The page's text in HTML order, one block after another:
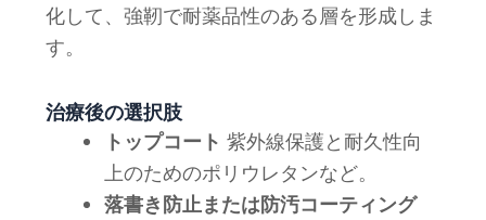
化して、強靭で耐薬品性のある層を形成しま
す。
治療後の選択肢
トップコート 紫外線保護と耐久性向
上のためのポリウレタンなど。
落書き防止または防汚コーティング